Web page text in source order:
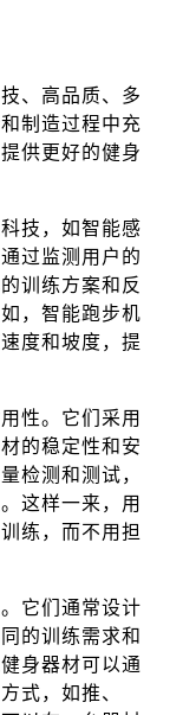
、高品质、多
制造过程中充
供更好的健身
技，如智能感
过监测用户的
训练方案和反
，智能跑步机
度和坡度，提
性。它们采用
的稳定性和安
检测和测试，
这样一来，用
练，而不用担
它们通常设计
的训练需求和
身器材可以通
式，如推、